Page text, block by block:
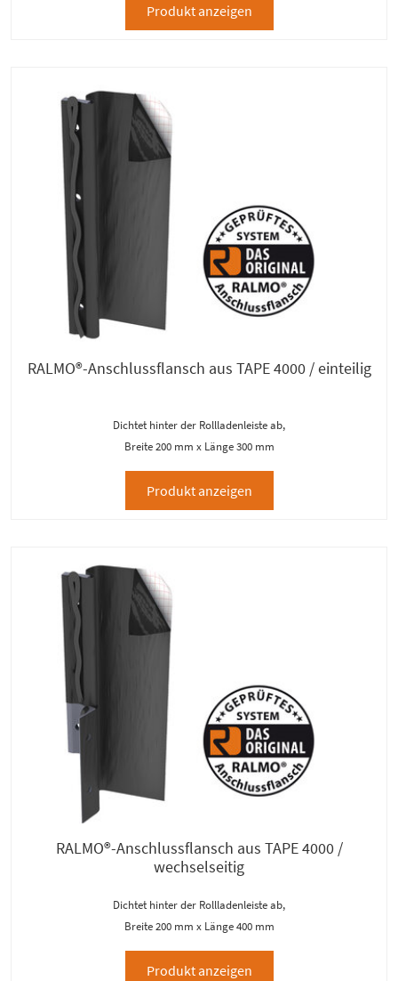
Produkt anzeigen
RALMO®-Anschlussflansch aus TAPE 4000 / einteilig
Dichtet hinter der Rollladenleiste ab,
Breite 200 mm x Länge 300 mm
Produkt anzeigen
RALMO®-Anschlussflansch aus TAPE 4000 /
wechselseitig
Dichtet hinter der Rollladenleiste ab,
Breite 200 mm x Länge 400 mm
Produkt anzeigen